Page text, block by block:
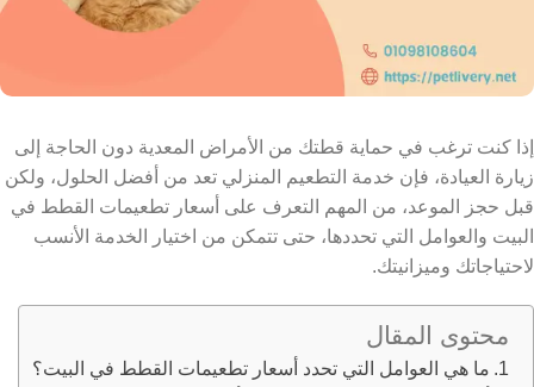
إذا كنت ترغب في حماية قطتك من الأمراض المعدية دون الحاجة إلى
زيارة العيادة، فإن خدمة التطعيم المنزلي تعد من أفضل الحلول، ولكن
قبل حجز الموعد، من المهم التعرف على أسعار تطعيمات القطط في
البيت والعوامل التي تحددها، حتى تتمكن من اختيار الخدمة الأنسب
لاحتياجاتك وميزانيتك.
محتوى المقال
ما هي العوامل التي تحدد أسعار تطعيمات القطط في البيت؟